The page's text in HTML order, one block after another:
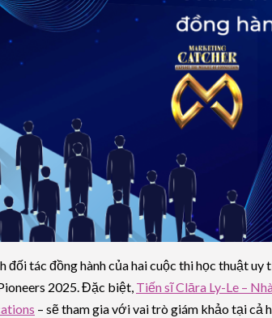
đối tác đồng hành của hai cuộc thi học thuật uy
2025. Đặc biệt, Tiến sĩ Clāra Ly-Le –
– sẽ tham gia với vai trò giám khảo tại cả